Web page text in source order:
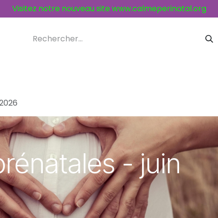
Visitez notre nouveau site www.calmeperinatal.org
- juin